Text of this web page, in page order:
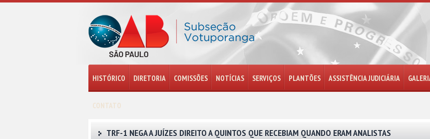
HISTÓRICO DIRETORIA COMISSÕES NOTÍCIAS SERVIÇOS PLANTÕES ASSISTÊNCIA JUDICIÁRIA
CONTATO
TRF-1 NEGA A JUÍZES DIREITO A QUINTOS QUE RECEBIAM QUANDO ERAM ANALISTAS